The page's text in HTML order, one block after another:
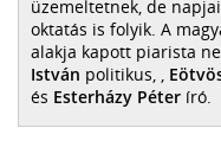
üzemeltetnek, de
oktatás is folyik. A
alakja kapott piarista
István politikus, ,
és Esterházy Péter író.